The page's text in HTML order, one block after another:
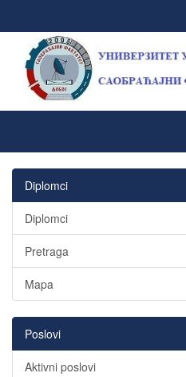
Diplomci
Diplomci
Pretraga
Mapa
Poslovi
Aktivni poslovi